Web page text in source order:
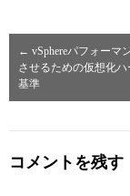
← vSphereパフォーマ
させるための仮想化ハ
基準
コメントを残す